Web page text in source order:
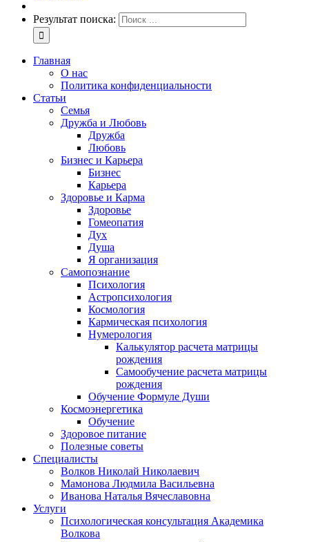
Результат поиска:
Главная
О нас
Политика конфиденциальности
Статьи
Семья
Дружба и Любовь
Дружба
Любовь
Бизнес и Карьера
Бизнес
Карьера
Здоровье и Карма
Здоровье
Гомеопатия
Дух
Душа
Я организация
Самопознание
Психология
Астропсихология
Космология
Кармическая психология
Нумерология
Калькулятор расчета матрицы
рождения
Самообучение расчета матрицы
рождения
Обучение Формуле Души
Космоэнергетика
Обучение
Здоровое питание
Полезные советы
Специалисты
Волков Николай Николаевич
Мамонова Людмила Васильевна
Иванова Наталья Вячеславовна
Услуги
Психологическая консультация Академика
Волкова